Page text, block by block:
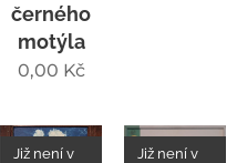
černého
motýla
0,00 Kč
Již není v
Již není v